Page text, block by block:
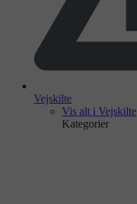
Vejskilte
Vis alt i Vejskilte
Kategorier